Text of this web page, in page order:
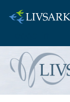
OM
SÅ GÖR DU
FRÅGOR